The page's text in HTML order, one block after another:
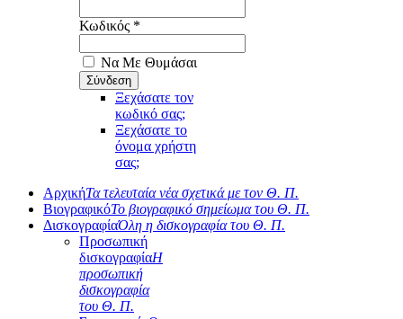
Κωδικός *
Να Με Θυμάσαι
Ξεχάσατε τον
κωδικό σας;
Ξεχάσατε το
όνομα χρήστη
σας;
ΑρχικήΤα τελευταία νέα σχετικά με τον Θ. Π.
ΒιογραφικόΤο βιογραφικό σημείωμα του Θ. Π.
ΔισκογραφίαΌλη η δισκογραφία του Θ. Π.
Προσωπική
δισκογραφίαΗ
προσωπική
δισκογραφία
του Θ. Π.